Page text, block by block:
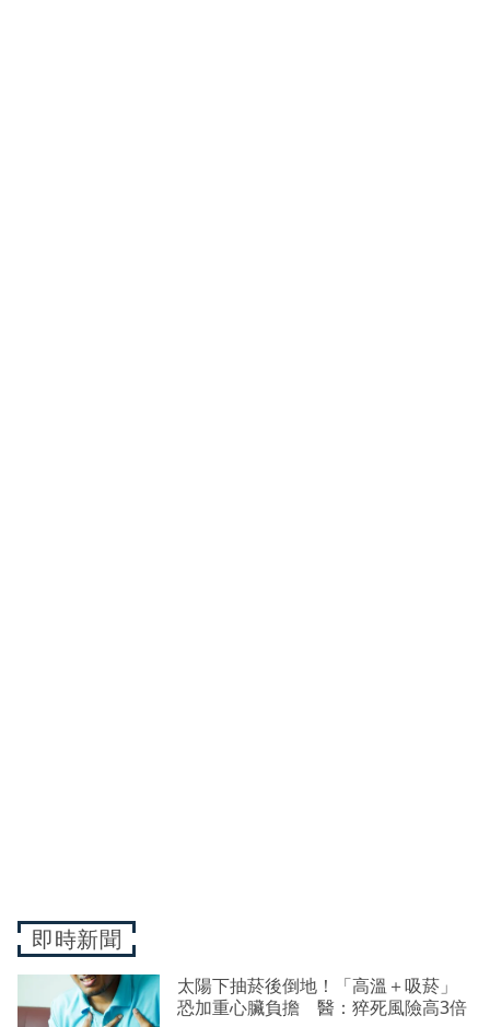
即時新聞
太陽下抽菸後倒地！「高溫＋吸菸」
恐加重心臟負擔 醫：猝死風險高3倍